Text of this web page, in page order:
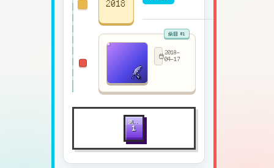
2018
2018-
04-17
1